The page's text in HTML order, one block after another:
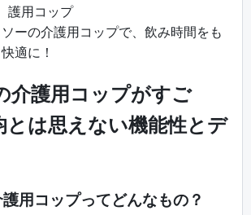
護用コップ
ーの介護用コップで、飲み時間をも
適に！
介護用コップがすご
は思えない機能性とデ
用コップってどんなもの？